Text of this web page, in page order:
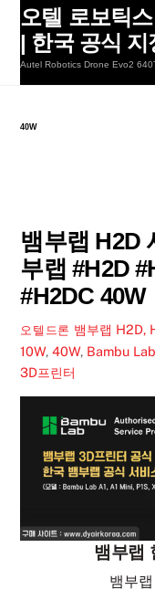
Skip
content
오텔 로보틱
| 한국 공식 지
Autel Robotics Drone Evo2
40W
뱀부랩 H2D
부랩 #H2D
#H2DC 40W
오텔드론 뱀부랩 H2D,
10W,40W, Bambu Lab
3D프린터
뱀부랩
뱀부